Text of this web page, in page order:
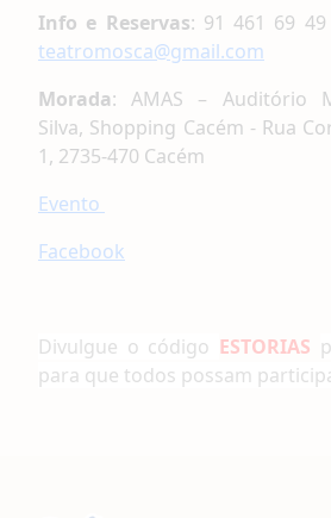
Info e Reservas: 91 461 69
teatromosca@gmail.com
Morada: AMAS – Auditório
Silva, Shopping Cacém - Rua
1, 2735-470 Cacém
Evento
Facebook
Divulgue o código ESTORIAS
para que todos possam